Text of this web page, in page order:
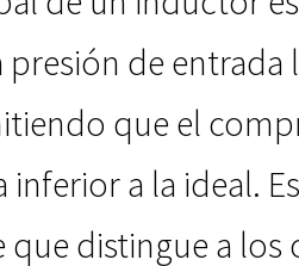
presión de
que el
a la ideal.
distingue a